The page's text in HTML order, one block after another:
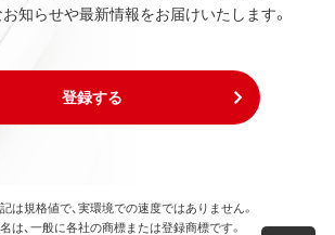
知らせや最新情報をお届けいたします。
登録する
規格値で、実環境での速度ではありません。
、一般に各社の商標または登録商標です。